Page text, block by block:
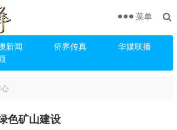
新闻 侨界传真
华媒联播
菜单
色矿山建设